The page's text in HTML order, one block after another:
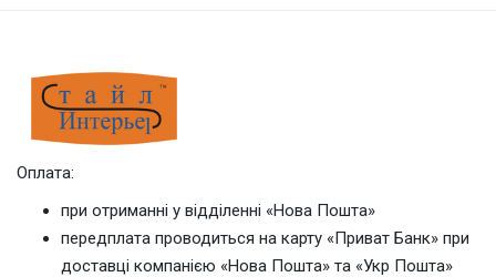
Оплата:
при отриманні у відділенні «Нова Пошта»
передплата проводиться на карту «Приват Банк» при
доставці компанією «Нова Пошта» та «Укр Пошта»